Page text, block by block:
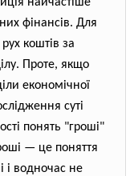
фінансів. Для
коштів за
Проте, якщо
економічної
суті
понять "гроші"
— це поняття
і водночас не